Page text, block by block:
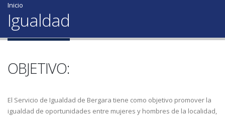
Inicio
Igualdad
OBJETIVO:
El Servicio de Igualdad de Bergara tiene como objetivo promover la
igualdad de oportunidades entre mujeres y hombres de la localidad,